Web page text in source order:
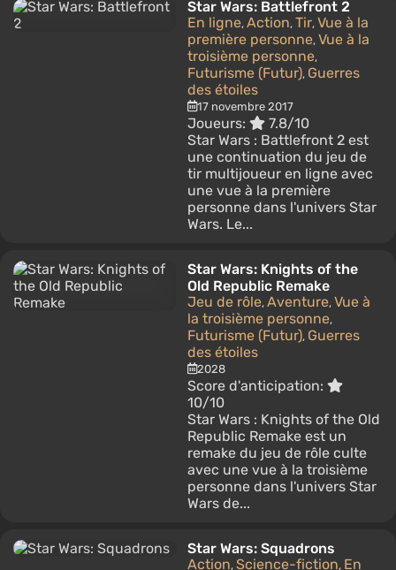
Star Wars: Battlefront 2
En ligne, Action, Tir, Vue à la
première personne, Vue à la
troisième personne,
Futurisme (Futur), Guerres
des étoiles
17 novembre 2017
Joueurs:
7.8/10
Star Wars : Battlefront 2 est
une continuation du jeu de
tir multijoueur en ligne avec
une vue à la première
personne dans l'univers Star
Wars. Le...
Star Wars: Knights of the
Old Republic Remake
Jeu de rôle, Aventure, Vue à
la troisième personne,
Futurisme (Futur), Guerres
des étoiles
2028
Score d'anticipation:
10/10
Star Wars : Knights of the Old
Republic Remake est un
remake du jeu de rôle culte
avec une vue à la troisième
personne dans l'univers Star
Wars de...
Star Wars: Squadrons
Action, Science-fiction, En